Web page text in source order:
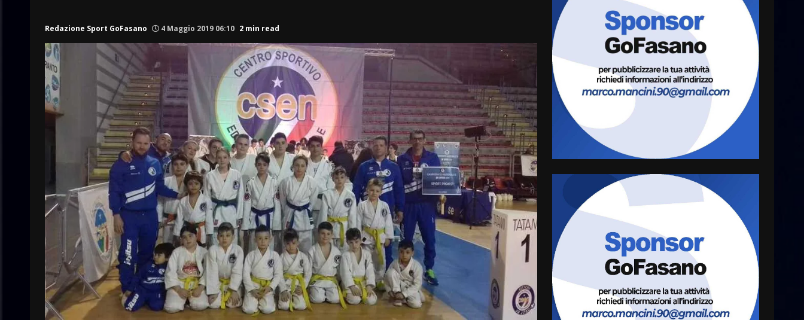
Redazione Sport GoFasano 4 Maggio 2019 06:10 2 min read
appuntamento con “Fasano in
Banda”
7 Agosto 2026 06:05
5
US Fasano, Scianaro:
“Profonda amarezza per
esclusione dal campionato di
calcio”
7 Agosto 2026 06:00
6
Fasanese ferito a colpi di
arma da fuoco
Carta d’identità: continua il
straordinarie del Comune di
Fasano
6 Agosto 2026 14:16
La Banda Città di Fasano apre
ufficialmente la Festa di
Savelletri